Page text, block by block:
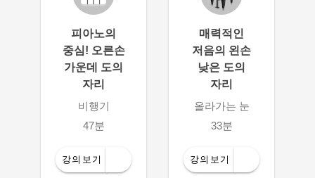
피아노의
중심! 오른손
가운데 도의
자리
비행기
47분
강의보기
매력적인
저음의 왼손
낮은 도의
자리
올라가는 눈
33분
강의보기